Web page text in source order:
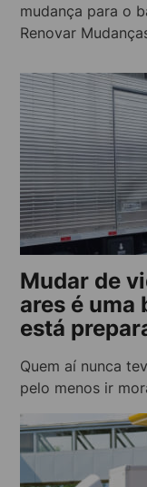
mudança para o
Renovar
Mudar de
ares é uma
está
Quem aí nunca
pelo menos ir